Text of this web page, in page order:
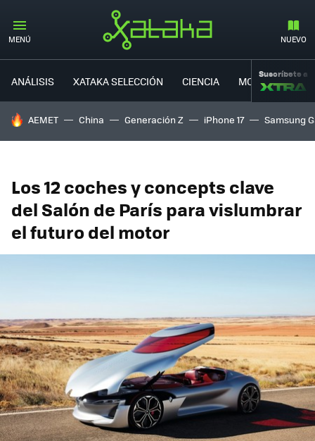
MENÚ NUEVO
ANÁLISIS XATAKA SELECCIÓN CIENCIA MOVILIDAD
Suscríbete a
HOY SE HABLA DE
AEMET China Generación Z iPhone 17 Samsung
Los 12 coches y concepts clave
del Salón de París para vislumbrar
el futuro del motor